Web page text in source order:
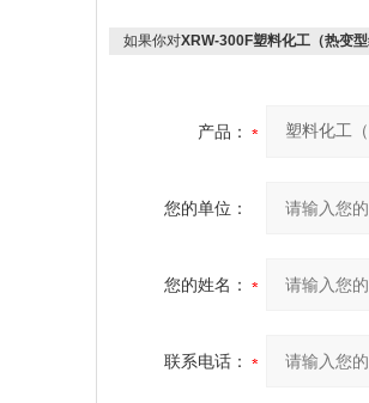
如果你对XRW-300F塑料化工（热变
产品：
您的单位：
您的姓名：
联系电话：